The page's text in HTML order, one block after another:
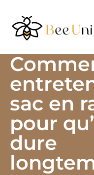
sac en
pour
dure